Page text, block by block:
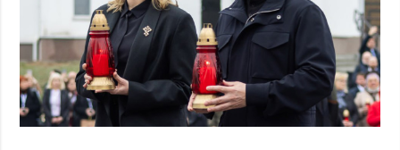
社会・文化
スポーツ
犯罪
事故・緊急事態